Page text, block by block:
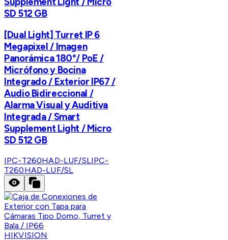
SD 512 GB
[Dual Light] Turret IP 6
Megapixel / Imagen
Panorámica 180°/ PoE /
Micrófono y Bocina
Integrado / Exterior IP67 /
Audio Bidireccional /
Alarma Visual y Auditiva
Integrada / Smart
Supplement Light / Micro
SD 512 GB
IPC-T260HAD-LUF/SLIPC-
T260HAD-LUF/SL
HIKVISION